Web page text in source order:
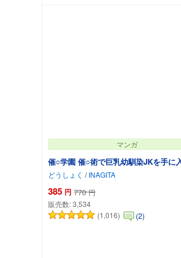
マンガ
催○学園 催○術で巨乳幼馴染JKを手に
どうしょく / INAGITA
385 円 770 円
販売数:3,534
(1,016)
(2)